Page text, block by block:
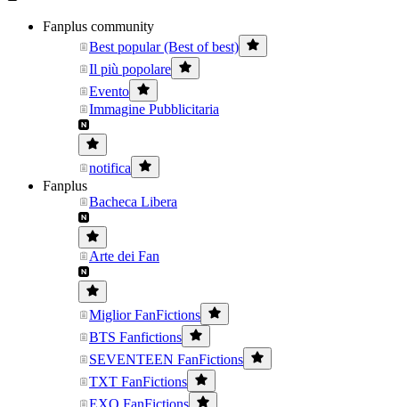
Fanplus community
Best popular (Best of best)
Il più popolare
Evento
Immagine Pubblicitaria
notifica
Fanplus
Bacheca Libera
Arte dei Fan
Miglior FanFictions
BTS Fanfictions
SEVENTEEN FanFictions
TXT FanFictions
EXO FanFictions